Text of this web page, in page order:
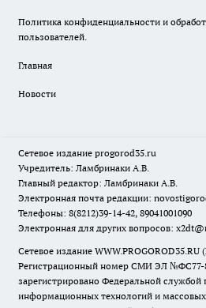
Политика конфиденциальности и
пользователей.
Главная
Новости
Сетевое издание progorod35.ru
Учредитель: Ламбринаки А.В.
Главный редактор: Ламбринаки А.В.
Электронная почта редакции:
Телефоны: 8(8212)39-14-42, 89041001090
Электронная для других вопросов:
Сетевое издание
Регистрационный номер СМИ ЭЛ №ФС77-
зарегистрировано Федеральной службой
информационных технологий и